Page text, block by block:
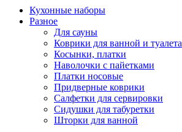
Кухонные наборы
Разное
Для сауны
Коврики для ванной и туалета
Косынки, платки
Наволочки с пайетками
Платки носовые
Придверные коврики
Салфетки для сервировки
Сидушки для табуретки
Шторки для ванной